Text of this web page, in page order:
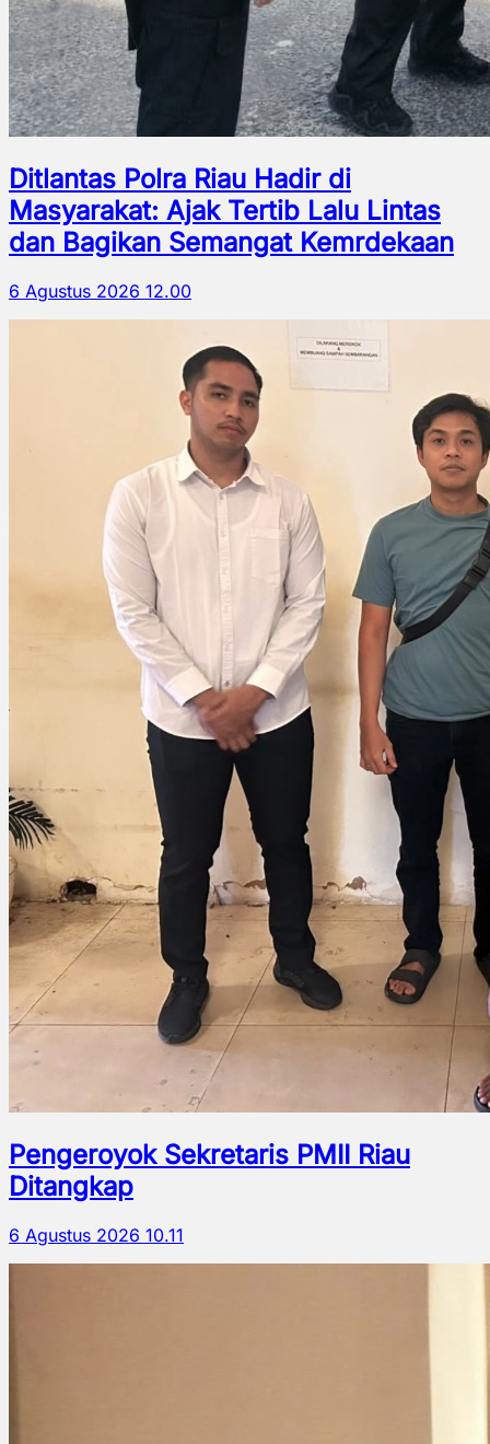
Ditlantas Polra Riau Hadir di
Masyarakat: Ajak Tertib Lalu Lintas
dan Bagikan Semangat Kemrdekaan
6 Agustus 2026 12.00
Pengeroyok Sekretaris PMII Riau
Ditangkap
6 Agustus 2026 10.11